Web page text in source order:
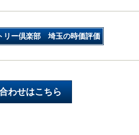
ー倶楽部 埼玉の時価評価